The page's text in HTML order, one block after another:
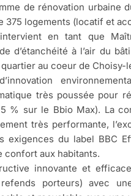
de rénovation urbaine
375 logements (locatif et
en tant que
d’étanchéité à l’air du
au coeur de Choisy-
très poussée pour
% sur le Bbio Max). La
très performante,
exigences du label BBC
confort aux habitants.
innovante et
porteurs) avec